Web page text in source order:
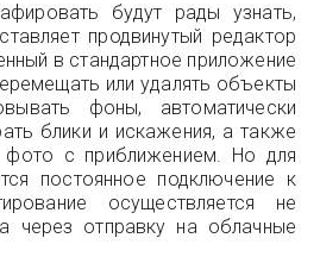
будут рады узнать,
продвинутый редактор
в стандартное приложение
или удалять объекты
фоны, автоматически
блики и искажения, а также
фото с приближением. Но для
постоянное подключение к
осуществляется не
через отправку на облачные